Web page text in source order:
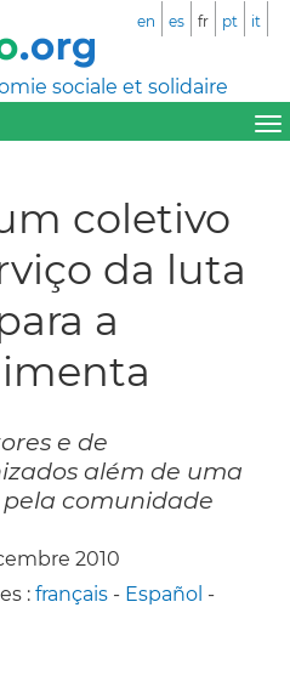
sociale et solidaire
en es fr pt it
coletivo
da luta
a
e de
além de uma
comunidade
2010
: français - Español -